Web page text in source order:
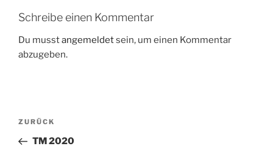
Schreibe einen Kommentar
Du musstangemeldetsein, um einen Kommentar
abzugeben.
Beitragsnavigation
Vorheriger
Beitrag
ZURÜCK
TM 2020